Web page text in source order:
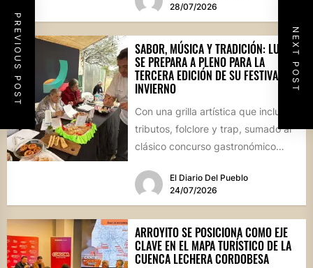
PREVIOUS POST NEXT POST
28/07/2026
SABOR, MÚSICA Y TRADICIÓN: LUQUE
SE PREPARA A PLENO PARA LA
TERCERA EDICIÓN DE SU FESTIVAL DE
INVIERNO
Con una grilla artística que incluye
tributos, folclore y trap, sumado al
clásico concurso gastronómico
celebrará...El Diario Del Pueblo
24/07/2026
ARROYITO SE POSICIONA COMO EJE
CLAVE EN EL MAPA TURÍSTICO DE LA
CUENCA LECHERA CORDOBESA